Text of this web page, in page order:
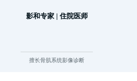
影和专家 | 住院医师
擅长骨肌系统影像诊断